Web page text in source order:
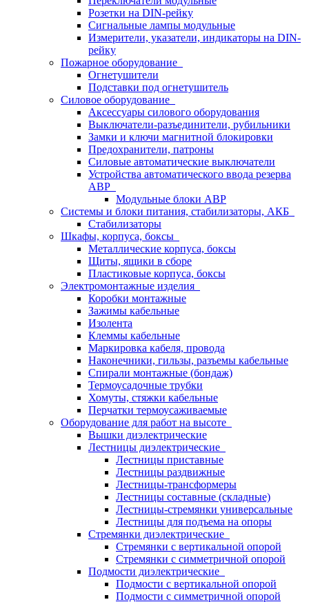
Розетки на DIN-рейку
Сигнальные лампы модульные
Измерители, указатели, индикаторы на DIN-
рейку
Пожарное оборудование
Огнетушители
Подставки под огнетушитель
Силовое оборудование
Аксессуары силового оборудования
Выключатели-разъединители, рубильники
Замки и ключи магнитной блокировки
Предохранители, патроны
Силовые автоматические выключатели
Устройства автоматического ввода резерва
АВР
Модульные блоки АВР
Системы и блоки питания, стабилизаторы, АКБ
Стабилизаторы
Шкафы, корпуса, боксы
Металлические корпуса, боксы
Щиты, ящики в сборе
Пластиковые корпуса, боксы
Электромонтажные изделия
Коробки монтажные
Зажимы кабельные
Изолента
Клеммы кабельные
Маркировка кабеля, провода
Наконечники, гильзы, разъемы кабельные
Спирали монтажные (бондаж)
Термоусадочные трубки
Хомуты, стяжки кабельные
Перчатки термоусаживаемые
Оборудование для работ на высоте
Вышки диэлектрические
Лестницы диэлектрические
Лестницы приставные
Лестницы раздвижные
Лестницы-трансформеры
Лестницы составные (складные)
Лестницы-стремянки универсальные
Лестницы для подъема на опоры
Стремянки диэлектрические
Стремянки с вертикальной опорой
Стремянки с симметричной опорой
Подмости диэлектрические
Подмости с вертикальной опорой
Подмости с симметричной опорой